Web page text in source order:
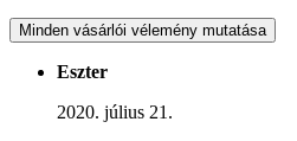
Minden vásárlói vélemény mutatása
Eszter
2020. július 21.